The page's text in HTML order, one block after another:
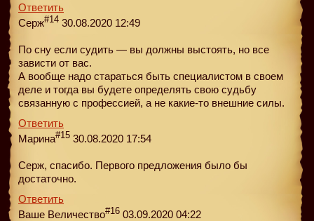
Ответить
Серж#14 30.08.2020 12:49
По сну если судить — вы должны выстоять, но все
зависти от вас.
А вообще надо стараться быть специалистом в своем
деле и тогда вы будете определять свою судьбу
связанную с профессией, а не какие-то внешние силы.
Ответить
Марина#15 30.08.2020 17:54
Серж, спасибо. Первого предложения было бы
достаточно.
Ответить
Ваше Величество#16 03.09.2020 04:22